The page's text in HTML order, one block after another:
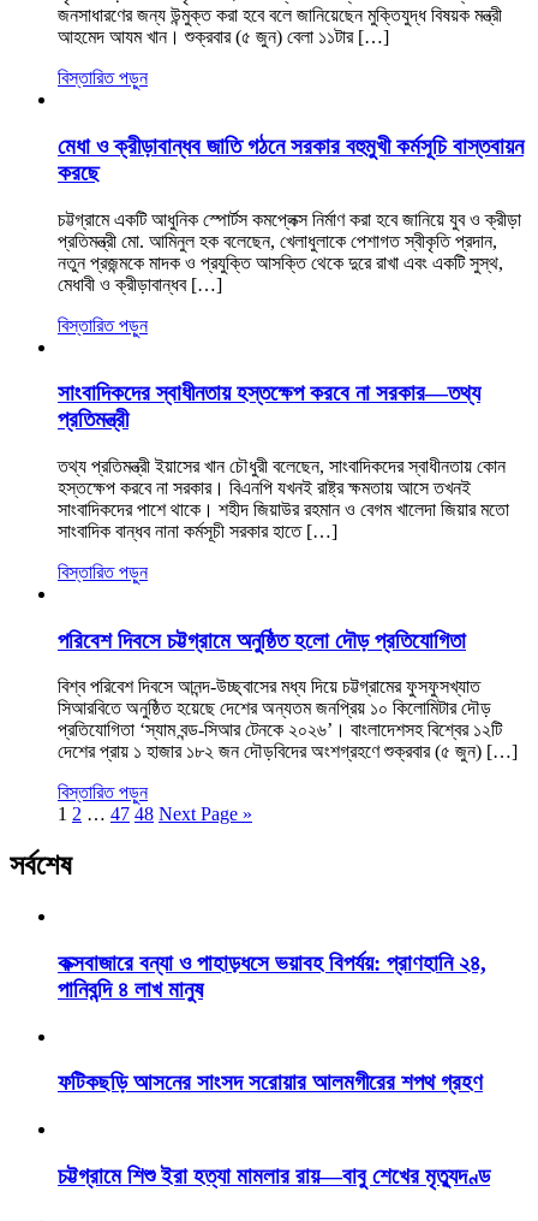
জনসাধারণের জন্য উন্মুক্ত করা হবে বলে জানিয়েছেন মুক্তিযুদ্ধ বিষয়ক মন্ত্রী
আহমেদ আযম খান। শুক্রবার (৫ জুন) বেলা ১১টার […]
বিস্তারিত পড়ুন
মেধা ও ক্রীড়াবান্ধব জাতি গঠনে সরকার বহুমুখী কর্মসূচি বাস্তবায়ন
করছে
চট্টগ্রামে একটি আধুনিক স্পোর্টস কমপ্লেক্স নির্মাণ করা হবে জানিয়ে যুব ও ক্রীড়া
প্রতিমন্ত্রী মো. আমিনুল হক বলেছেন, খেলাধুলাকে পেশাগত স্বীকৃতি প্রদান,
নতুন প্রজন্মকে মাদক ও প্রযুক্তি আসক্তি থেকে দুরে রাখা এবং একটি সুস্থ,
মেধাবী ও ক্রীড়াবান্ধব […]
বিস্তারিত পড়ুন
সাংবাদিকদের স্বাধীনতায় হস্তক্ষেপ করবে না সরকার—তথ্য
প্রতিমন্ত্রী
তথ্য প্রতিমন্ত্রী ইয়াসের খান চৌধুরী বলেছেন, সাংবাদিকদের স্বাধীনতায় কোন
হস্তক্ষেপ করবে না সরকার। বিএনপি যখনই রাষ্ট্র ক্ষমতায় আসে তখনই
সাংবাদিকদের পাশে থাকে। শহীদ জিয়াউর রহমান ও বেগম খালেদা জিয়ার মতো
সাংবাদিক বান্ধব নানা কর্মসূচী সরকার হাতে […]
বিস্তারিত পড়ুন
পরিবেশ দিবসে চট্টগ্রামে অনুষ্ঠিত হলো দৌড় প্রতিযোগিতা
বিশ্ব পরিবেশ দিবসে আনন্দ-উচ্ছ্বাসের মধ্য দিয়ে চট্টগ্রামের ফুসফুসখ্যাত
সিআরবিতে অনুষ্ঠিত হয়েছে দেশের অন্যতম জনপ্রিয় ১০ কিলোমিটার দৌড়
প্রতিযোগিতা ‘স্যাম বন্ড-সিআর টেনকে ২০২৬’। বাংলাদেশসহ বিশ্বের ১২টি
দেশের প্রায় ১ হাজার ১৮২ জন দৌড়বিদের অংশগ্রহণে শুক্রবার (৫ জুন) […]
বিস্তারিত পড়ুন
1 2 … 47 48 Next Page »
সর্বশেষ
কক্সবাজারে বন্যা ও পাহাড়ধসে ভয়াবহ বিপর্যয়: প্রাণহানি ২৪,
পানিবন্দি ৪ লাখ মানুষ
ফটিকছড়ি আসনের সাংসদ সরোয়ার আলমগীরের শপথ গ্রহণ
চট্টগ্রামে শিশু ইরা হত্যা মামলার রায়—বাবু শেখের মৃত্যুদণ্ড